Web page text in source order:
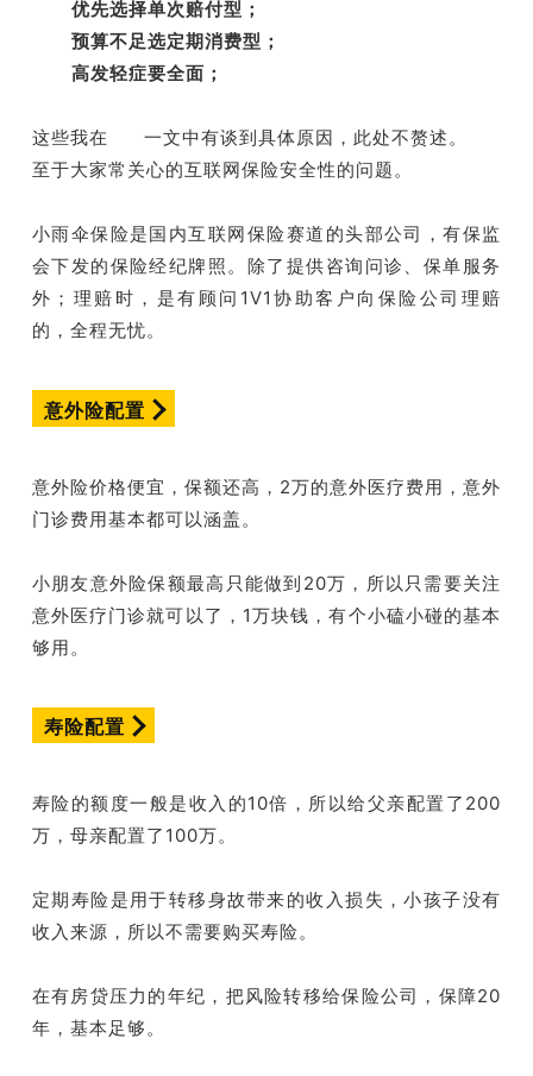
优先选择单次赔付型；
预算不足选定期消费型；
高发轻症要全面；
这些我在 一文中有谈到具体原因，此处不赘述。
至于大家常关心的互联网保险安全性的问题。
小雨伞保险是国内互联网保险赛道的头部公司，有保监
会下发的保险经纪牌照。除了提供咨询问诊、保单服务
外；理赔时，是有顾问1V1协助客户向保险公司理赔
的，全程无忧。
意外险配置
意外险价格便宜，保额还高，2万的意外医疗费用，意外
门诊费用基本都可以涵盖。
小朋友意外险保额最高只能做到20万，所以只需要关注
意外医疗门诊就可以了，1万块钱，有个小磕小碰的基本
够用。
寿险配置
寿险的额度一般是收入的10倍，所以给父亲配置了200
万，母亲配置了100万。
定期寿险是用于转移身故带来的收入损失，小孩子没有
收入来源，所以不需要购买寿险。
在有房贷压力的年纪，把风险转移给保险公司，保障20
年，基本足够。